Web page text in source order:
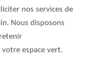
nos services de
Nous disposons
espace vert.